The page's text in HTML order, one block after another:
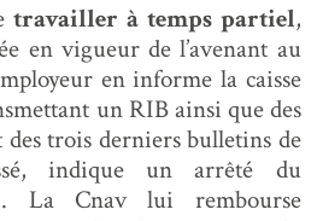
travailler à temps partiel,
en vigueur de l’avenant au
en informe la caisse
un RIB ainsi que des
des trois derniers bulletins de
indique un arrêté du
La Cnav lui rembourse